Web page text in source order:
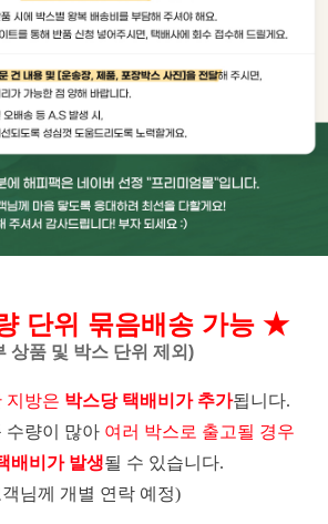
단위 묶음배송 가능 ★
상품 및 박스 단위 제외)
지방은 박스당 택배비가 추가됩니다.
수량이 많아 여러 박스로 출고될 경우
배비가 발생될 수 있습니다.
님께 개별 연락 예정)